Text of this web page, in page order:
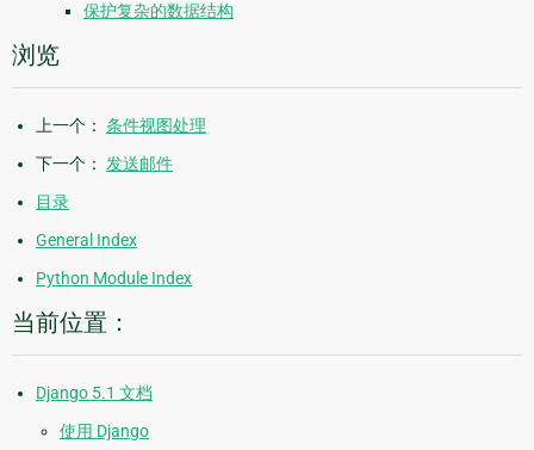
保护复杂的数据结构
浏览
上一个： 条件视图处理
下一个： 发送邮件
目录
General Index
Python Module Index
当前位置：
Django 5.1 文档
使用 Django